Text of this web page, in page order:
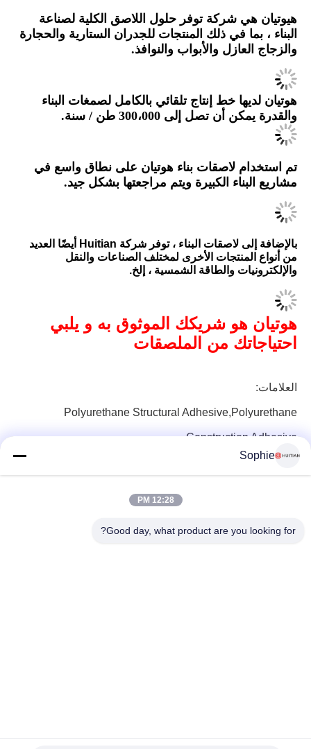
هيوتيان هي شركة توفر حلول اللاصق الكلية لصناعة
البناء ، بما في ذلك المنتجات للجدران الستارية والحجارة
والزجاج العازل والأبواب والنوافذ.
هوتيان لديها خط إنتاج تلقائي بالكامل لصمغات البناء
والقدرة يمكن أن تصل إلى 300،000 طن / سنة.
تم استخدام لاصقات بناء هوتيان على نطاق واسع في
مشاريع البناء الكبيرة ويتم مراجعتها بشكل جيد.
بالإضافة إلى لاصقات البناء ، توفر شركة Huitian أيضًا العديد
من أنواع المنتجات الأخرى لمختلف الصناعات والنقل
والإلكترونيات والطاقة الشمسية ، إلخ.
هوتيان هو شريكك الموثوق به و يلبي
احتياجاتك من الملصقات
العلامات:
Polyurethane Structural Adhesive,polyurethane
Construction Adhesive
Sophie
12:28 PM
Good day, what product are you looking for?